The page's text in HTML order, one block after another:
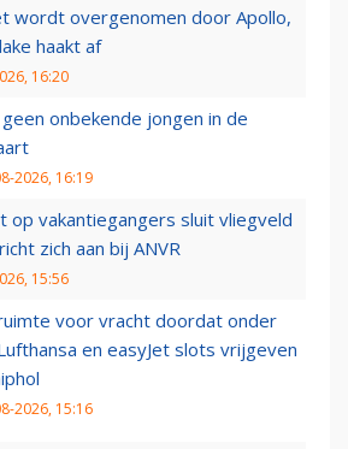
wordt overgenomen door Apollo,
haakt af
16:20
onbekende jongen in de
2026, 16:19
op vakantiegangers sluit vliegveld
zich aan bij ANVR
15:56
voor vracht doordat onder
en easyJet slots vrijgeven
2026, 15:16